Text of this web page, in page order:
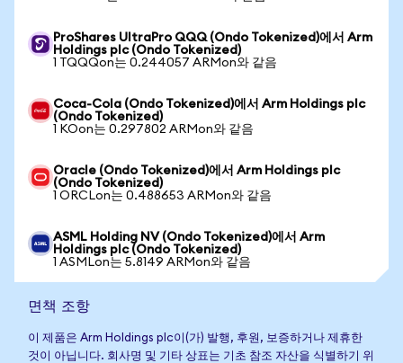
ProShares UltraPro QQQ (Ondo Tokenized)에서 Arm
Holdings plc (Ondo Tokenized)
1 TQQQon는 0.244057 ARMon와 같음
Coca-Cola (Ondo Tokenized)에서 Arm Holdings plc
(Ondo Tokenized)
1 KOon는 0.297802 ARMon와 같음
Oracle (Ondo Tokenized)에서 Arm Holdings plc
(Ondo Tokenized)
1 ORCLon는 0.488653 ARMon와 같음
ASML Holding NV (Ondo Tokenized)에서 Arm
Holdings plc (Ondo Tokenized)
1 ASMLon는 5.8149 ARMon와 같음
면책 조항
이 제품은 Arm Holdings plc이(가) 발행, 후원, 보증하거나 제휴한
것이 아닙니다. 회사명 및 기타 상표는 기초 참조 자산을 식별하기 위